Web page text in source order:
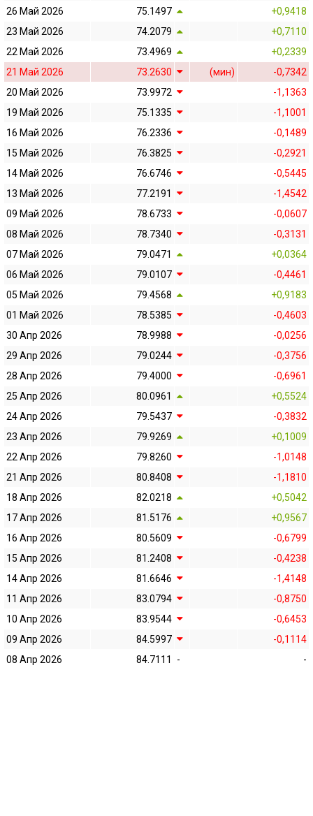
26 Май 2026 75.1497
+0,9418
23 Май 2026
74.2079
+0,7110
22 Май 2026
73.4969
+0,2339
21 Май 2026
73.2630 (мин)
-0,7342
20 Май 2026
73.9972
-1,1363
19 Май 2026
75.1335
-1,1001
16 Май 2026
76.2336
-0,1489
15 Май 2026
76.3825
-0,2921
14 Май 2026
76.6746
-0,5445
13 Май 2026
77.2191
-1,4542
09 Май 2026
78.6733
-0,0607
08 Май 2026
78.7340
-0,3131
07 Май 2026
79.0471
+0,0364
06 Май 2026
79.0107
-0,4461
05 Май 2026
79.4568
+0,9183
01 Май 2026
78.5385
-0,4603
30 Апр 2026
78.9988
-0,0256
29 Апр 2026
79.0244
-0,3756
28 Апр 2026
79.4000
-0,6961
25 Апр 2026
80.0961
+0,5524
24 Апр 2026
79.5437
-0,3832
23 Апр 2026
79.9269
+0,1009
22 Апр 2026
79.8260
-1,0148
21 Апр 2026
80.8408
-1,1810
18 Апр 2026
82.0218
+0,5042
17 Апр 2026
81.5176
+0,9567
16 Апр 2026
80.5609
-0,6799
15 Апр 2026
81.2408
-0,4238
14 Апр 2026
81.6646
-1,4148
11 Апр 2026
83.0794
-0,8750
10 Апр 2026
83.9544
-0,6453
09 Апр 2026
84.5997
-0,1114
08 Апр 2026
84.7111 - -